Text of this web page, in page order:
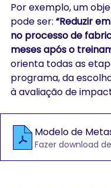
Por exemplo, um
pode ser: “Reduzir
no processo de
meses após o
orienta todas as
programa, da
à avaliação de
Modelo de
Fazer download de